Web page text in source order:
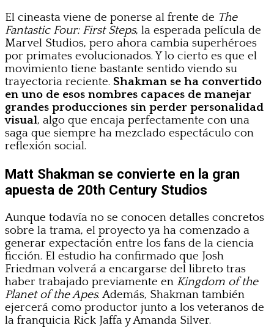
El cineasta viene de ponerse al frente de The
Fantastic Four: First Steps, la esperada película de
Marvel Studios, pero ahora cambia superhéroes
por primates evolucionados. Y lo cierto es que el
movimiento tiene bastante sentido viendo su
trayectoria reciente. Shakman se ha convertido
en uno de esos nombres capaces de manejar
grandes producciones sin perder personalidad
visual, algo que encaja perfectamente con una
saga que siempre ha mezclado espectáculo con
reflexión social.
Matt Shakman se convierte en la gran
apuesta de 20th Century Studios
Aunque todavía no se conocen detalles concretos
sobre la trama, el proyecto ya ha comenzado a
generar expectación entre los fans de la ciencia
ficción. El estudio ha confirmado que Josh
Friedman volverá a encargarse del libreto tras
haber trabajado previamente en Kingdom of the
Planet of the Apes. Además, Shakman también
ejercerá como productor junto a los veteranos de
la franquicia Rick Jaffa y Amanda Silver.